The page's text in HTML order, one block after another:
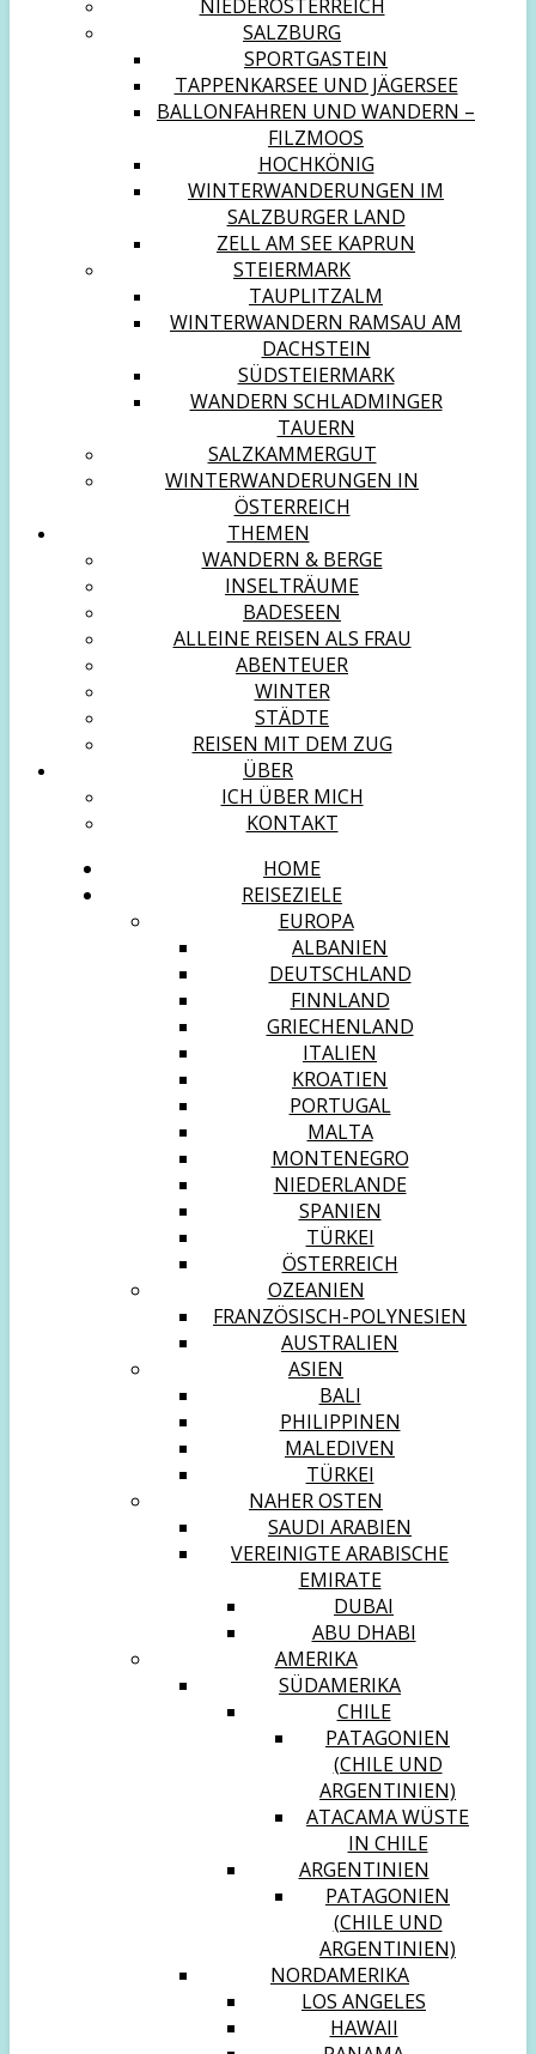
NIEDERÖSTERREICH
SALZBURG
SPORTGASTEIN
TAPPENKARSEE UND JÄGERSEE
BALLONFAHREN UND WANDERN –
FILZMOOS
HOCHKÖNIG
WINTERWANDERUNGEN IM
SALZBURGER LAND
ZELL AM SEE KAPRUN
STEIERMARK
TAUPLITZALM
WINTERWANDERN RAMSAU AM
DACHSTEIN
SÜDSTEIERMARK
WANDERN SCHLADMINGER
TAUERN
SALZKAMMERGUT
WINTERWANDERUNGEN IN
ÖSTERREICH
THEMEN
WANDERN & BERGE
INSELTRÄUME
BADESEEN
ALLEINE REISEN ALS FRAU
ABENTEUER
WINTER
STÄDTE
REISEN MIT DEM ZUG
ÜBER
ICH ÜBER MICH
KONTAKT
HOME
REISEZIELE
EUROPA
ALBANIEN
DEUTSCHLAND
FINNLAND
GRIECHENLAND
ITALIEN
KROATIEN
PORTUGAL
MALTA
MONTENEGRO
NIEDERLANDE
SPANIEN
TÜRKEI
ÖSTERREICH
OZEANIEN
FRANZÖSISCH-POLYNESIEN
AUSTRALIEN
ASIEN
BALI
PHILIPPINEN
MALEDIVEN
TÜRKEI
NAHER OSTEN
SAUDI ARABIEN
VEREINIGTE ARABISCHE
EMIRATE
DUBAI
ABU DHABI
AMERIKA
SÜDAMERIKA
CHILE
PATAGONIEN
(CHILE UND
ARGENTINIEN)
ATACAMA WÜSTE
IN CHILE
ARGENTINIEN
PATAGONIEN
(CHILE UND
ARGENTINIEN)
NORDAMERIKA
LOS ANGELES
HAWAII